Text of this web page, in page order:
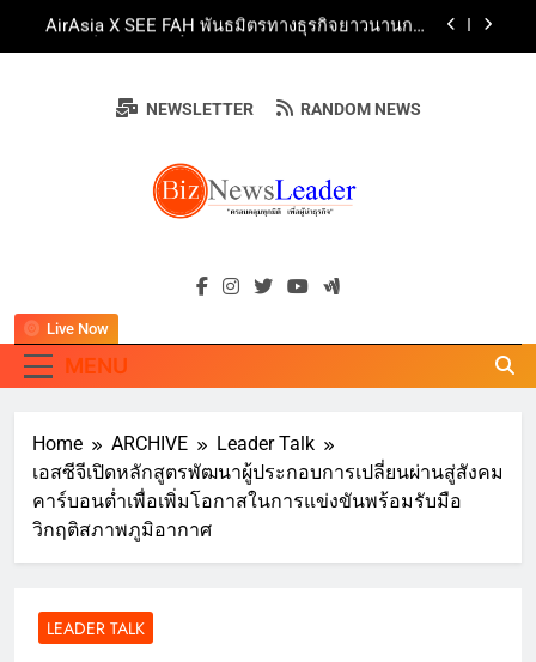
AirAsia X SEE FAH พันธมิตรทางธุรกิจยาวนานกว่า
ทางวิชาการและการตลาดเชิงรุก แนะเคล็ดลับปรับ
ธุรกิจท่องเที่ยวไทย “ขายได้ ขายดี ขายนาน”
สืบสานพุทธศาสนา สร้างสังคมปลอดเหล้า ภายใต้
แนวคิด “90 วัน เก็บแต้มสุขภาพดี สิ่งดีๆ จะเกิดขึ้น”
Guangzhou Yinghao School Unveils Vision for
Future-Ready Education
“ข้าวหน้าไก่ราชวงศ์” พุ่งทะยานสู่น่านฟ้า
ททท. ร่วมมือกับ จุฬาลงกรณ์มหาวิทยาลัย จัดสัมมนา
ธุรกิจท่องเที่ยวไทย “ขายได้ ขายดี ขายนาน”
BIZNEWSLEADER
"ครอบคลุมทุกมิติ เพื่อ…ผู้นำธุรกิจ"
NEWSLETTER RANDOM NEWS
MENU
Live Now
Home ARCHIVE
Leader Talk
เอสซีจีเปิดหลักสูตรพัฒนาผู้ประกอบการเปลี่ยนผ่านสู่สังคม
คาร์บอนต่ำเพื่อเพิ่มโอกาสในการแข่งขันพร้อมรับมือ
วิกฤติสภาพภูมิอากาศ
LEADER TALK